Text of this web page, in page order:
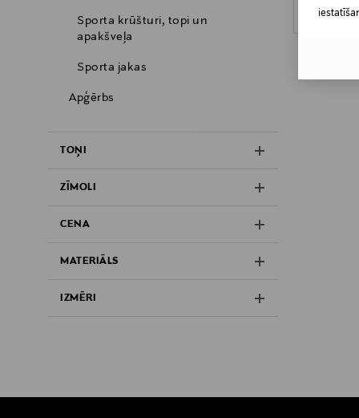
Sporta krūšturi, topi un
apakšveļa
Sporta jakas
Apģērbs
TOŅI
ZĪMOLI
CENA
MATERIĀLS
IZMĒRI